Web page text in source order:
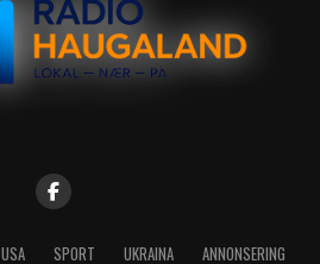
USA SPORT UKRAINA ANNONSERING